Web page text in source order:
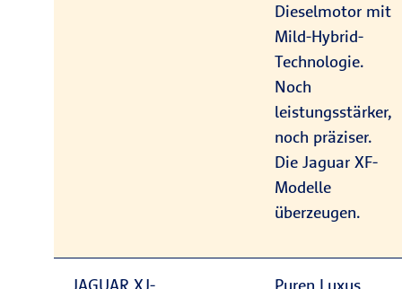
Dieselmotor mit
Mild-Hybrid-
Technologie.
Noch
leistungsstärker,
noch präziser.
Die Jaguar XF-
Modelle
überzeugen.